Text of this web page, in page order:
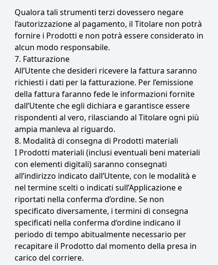
Qualora tali strumenti terzi dovessero negare
l’autorizzazione al pagamento, il Titolare non potrà
fornire i Prodotti e non potrà essere considerato in
alcun modo responsabile.
7. Fatturazione
All’Utente che desideri ricevere la fattura saranno
richiesti i dati per la fatturazione. Per l’emissione
della fattura faranno fede le informazioni fornite
dall’Utente che egli dichiara e garantisce essere
rispondenti al vero, rilasciando al Titolare ogni più
ampia manleva al riguardo.
8. Modalità di consegna di Prodotti materiali
I Prodotti materiali (inclusi eventuali beni materiali
con elementi digitali) saranno consegnati
all’indirizzo indicato dall’Utente, con le modalità e
nel termine scelti o indicati sull’Applicazione e
riportati nella conferma d’ordine. Se non
specificato diversamente, i termini di consegna
specificati nella conferma d’ordine indicano il
periodo di tempo abitualmente necessario per
recapitare il Prodotto dal momento della presa in
carico del corriere.